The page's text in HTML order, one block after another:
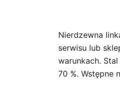
Nierdzewna
serwisu lub
warunkach.
70 %. Wstępne